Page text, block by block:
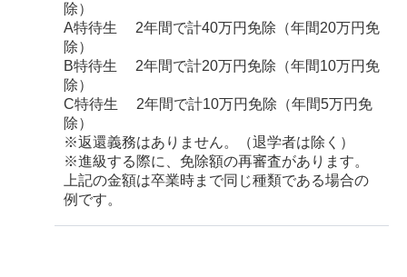
除）
A特待生 2年間で計40万円免除（年間20万円免
除）
B特待生 2年間で計20万円免除（年間10万円免
除）
C特待生 2年間で計10万円免除（年間5万円免
除）
※返還義務はありません。（退学者は除く）
※進級する際に、免除額の再審査があります。
上記の金額は卒業時まで同じ種類である場合の
例です。